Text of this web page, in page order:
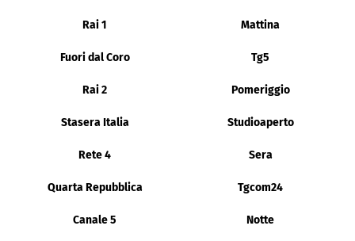
Rai 1 Mattina
Fuori dal Coro Tg5
Rai 2 Pomeriggio
Stasera Italia Studioaperto
Rete 4 Sera
Quarta Repubblica Tgcom24
Canale 5 Notte